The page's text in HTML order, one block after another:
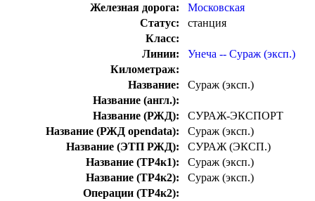
Железная дорога:
Московская
Статус:
станция
Класс:
Линии:
Унеча -- Сураж (эксп.)
Километраж:
Название:
Сураж (эксп.)
Название (англ.):
Название (РЖД):
СУРАЖ-ЭКСПОРТ
Название (РЖД opendata):
Сураж (эксп.)
Название (ЭТП РЖД):
СУРАЖ (ЭКСП.)
Название (ТР4к1):
Сураж (эксп.)
Название (ТР4к2):
Сураж (эксп.)
Операции (ТР4к2):